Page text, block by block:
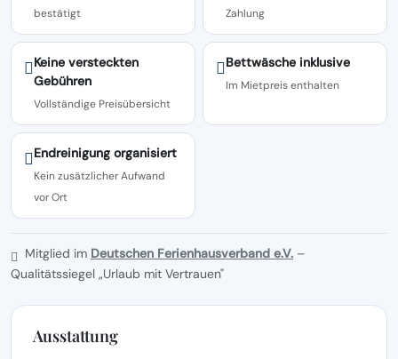
bestätigt
Zahlung
Keine versteckten
Gebühren
Vollständige Preisübersicht
Bettwäsche inklusive
Im Mietpreis enthalten
Endreinigung organisiert
Kein zusätzlicher Aufwand
vor Ort
Mitglied im Deutschen Ferienhausverband e.V. –
Qualitätssiegel „Urlaub mit Vertrauen"
Ausstattung